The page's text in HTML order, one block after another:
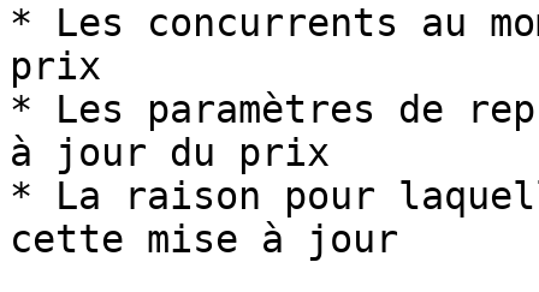
* Les concurrents au
prix
* Les paramètres de
à jour du prix
* La raison pour
cette mise à jour